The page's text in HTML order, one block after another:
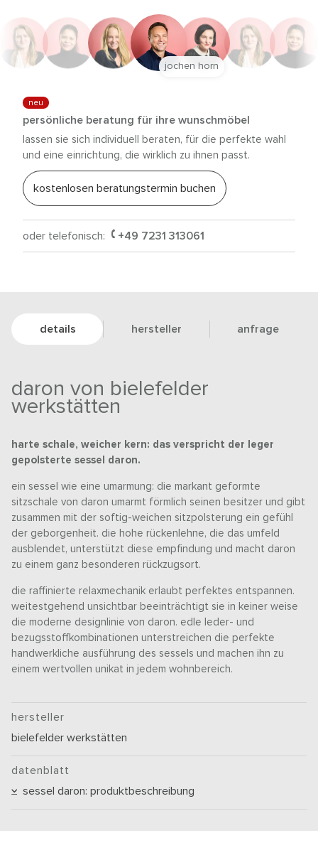
neu
persönliche beratung für ihre wunschmöbel
lassen sie sich individuell beraten, für die perfekte wahl
und eine einrichtung, die wirklich zu ihnen passt.
kostenlosen beratungstermin buchen
oder telefonisch: +49 7231 313061
jochen horn
details hersteller anfrage
daron von bielefelder
werkstätten
harte schale, weicher kern: das verspricht der leger
gepolsterte sessel daron.
ein sessel wie eine umarmung: die markant geformte
sitzschale von daron umarmt förmlich seinen besitzer und gibt
zusammen mit der softig-weichen sitzpolsterung ein gefühl
der geborgenheit. die hohe rückenlehne, die das umfeld
ausblendet, unterstützt diese empfindung und macht daron
zu einem ganz besonderen rückzugsort.
die raffinierte relaxmechanik erlaubt perfektes entspannen.
weitestgehend unsichtbar beeinträchtigt sie in keiner weise
die moderne designlinie von daron. edle leder- und
bezugsstoffkombinationen unterstreichen die perfekte
handwerkliche ausführung des sessels und machen ihn zu
einem wertvollen unikat in jedem wohnbereich.
hersteller
bielefelder werkstätten
datenblatt
sessel daron: produktbeschreibung